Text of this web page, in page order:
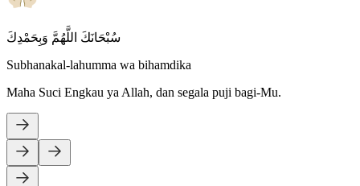
سُبْحَانَكَ اللَّهُمَّ وَبِحَمْدِكَ
Subhanakal-lahumma wa bihamdika
Maha Suci Engkau ya Allah, dan segala puji bagi-Mu.